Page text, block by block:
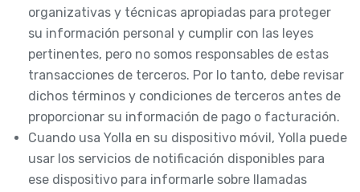
organizativas y técnicas apropiadas para proteger
su información personal y cumplir con las leyes
pertinentes, pero no somos responsables de estas
transacciones de terceros. Por lo tanto, debe revisar
dichos términos y condiciones de terceros antes de
proporcionar su información de pago o facturación.
Cuando usa Yolla en su dispositivo móvil, Yolla puede
usar los servicios de notificación disponibles para
ese dispositivo para informarle sobre llamadas